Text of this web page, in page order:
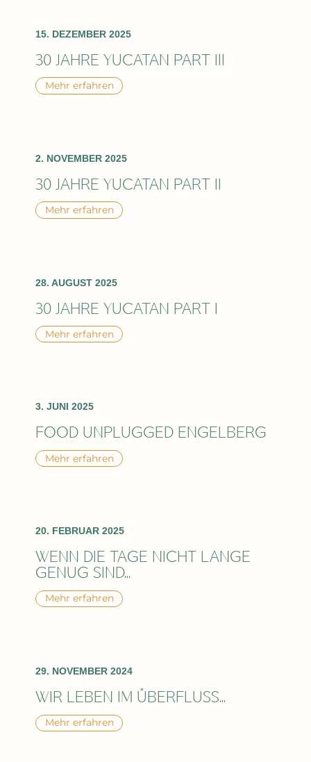
15. DEZEMBER 2025
30 JAHRE YUCATAN PART III
Mehr erfahren
2. NOVEMBER 2025
30 JAHRE YUCATAN PART II
Mehr erfahren
28. AUGUST 2025
30 JAHRE YUCATAN PART I
Mehr erfahren
3. JUNI 2025
FOOD UNPLUGGED ENGELBERG
Mehr erfahren
20. FEBRUAR 2025
WENN DIE TAGE NICHT LANGE
GENUG SIND...
Mehr erfahren
29. NOVEMBER 2024
WIR LEBEN IM ÜBERFLUSS...
Mehr erfahren